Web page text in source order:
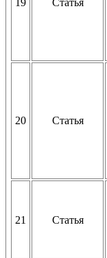
20 Статья
21 Статья